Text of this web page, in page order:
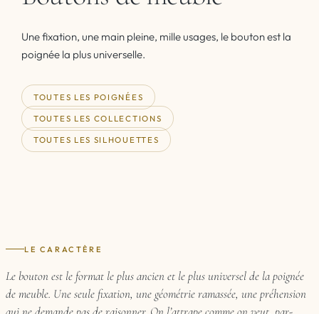
Une fixation, une main pleine, mille usages, le bouton est la
poignée la plus universelle.
TOUTES LES POIGNÉES
TOUTES LES COLLECTIONS
TOUTES LES SILHOUETTES
LE CARACTÈRE
Le bouton est le format le plus ancien et le plus universel de la poignée
de meuble. Une seule fixation, une géométrie ramassée, une préhension